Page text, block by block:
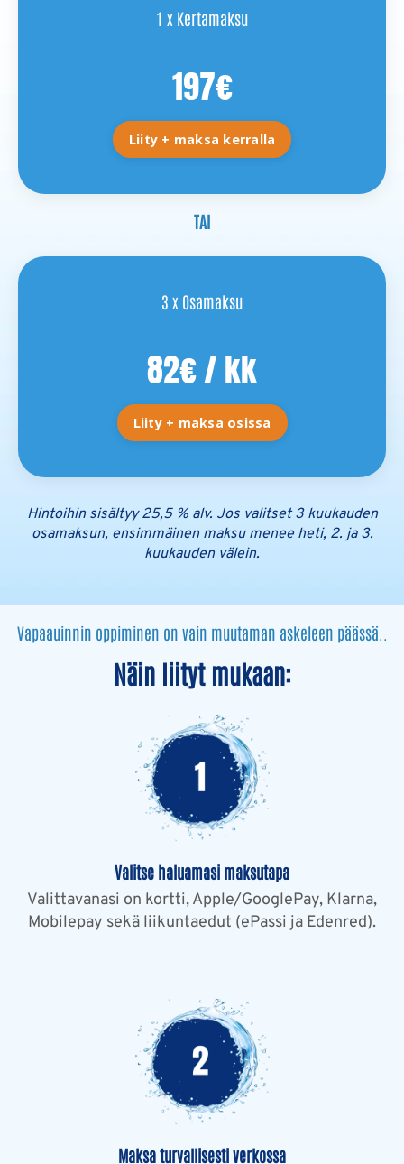
1 x Kertamaksu
197€
Liity + maksa kerralla
TAI
3 x Osamaksu
82€ / kk
Liity + maksa osissa
Hintoihin sisältyy 25,5 % alv. Jos valitset 3 kuukauden
osamaksun, ensimmäinen maksu menee heti, 2. ja 3.
kuukauden välein.
Vapaauinnin oppiminen on vain muutaman askeleen päässä..
Näin liityt mukaan:
Valitse haluamasi maksutapa
Valittavanasi on kortti, Apple/GooglePay, Klarna,
Mobilepay sekä liikuntaedut (ePassi ja Edenred).
Maksa turvallisesti verkossa